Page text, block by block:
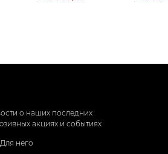
о наших последних
акциях и событиях
Для него